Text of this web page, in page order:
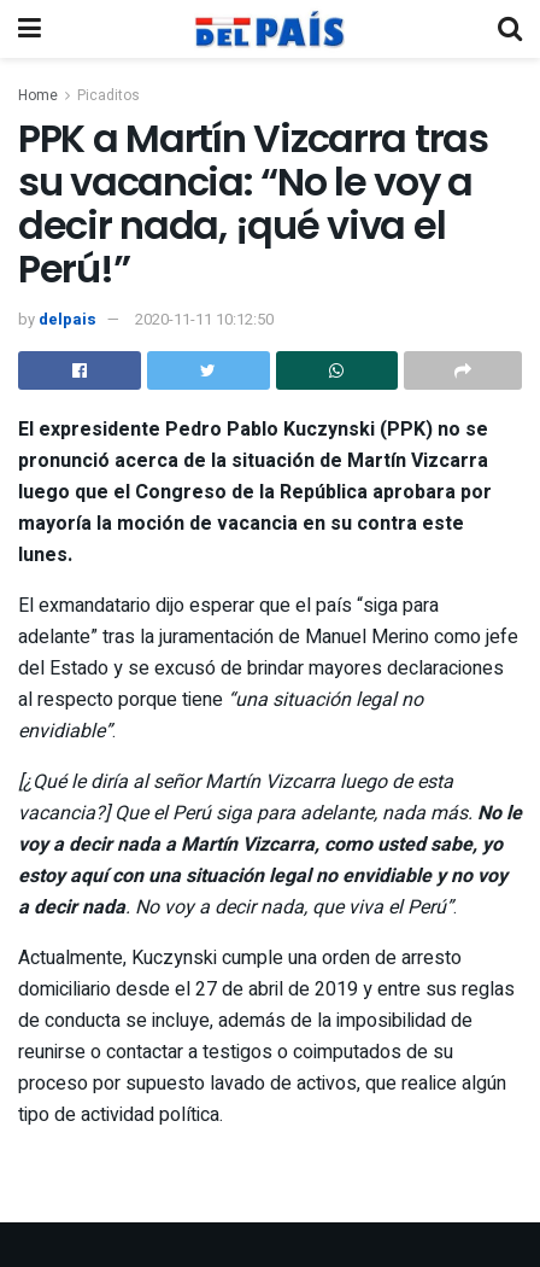
Home Picaditos
PPK a Martín Vizcarra tras
su vacancia: “No le voy a
decir nada, ¡qué viva el
Perú!”
by delpais 2020-11-11 10:12:50
El expresidente Pedro Pablo Kuczynski (PPK) no se
pronunció acerca de la situación de Martín Vizcarra
luego que el Congreso de la República aprobara por
mayoría la moción de vacancia en su contra este
lunes.
El exmandatario dijo esperar que el país “siga para
adelante” tras la juramentación de Manuel Merino como jefe
del Estado y se excusó de brindar mayores declaraciones
al respecto porque tiene “una situación legal no
envidiable”.
[¿Qué le diría al señor Martín Vizcarra luego de esta
vacancia?] Que el Perú siga para adelante, nada más. No le
voy a decir nada a Martín Vizcarra, como usted sabe, yo
estoy aquí con una situación legal no envidiable y no voy
a decir nada. No voy a decir nada, que viva el Perú”.
Actualmente, Kuczynski cumple una orden de arresto
domiciliario desde el 27 de abril de 2019 y entre sus reglas
de conducta se incluye, además de la imposibilidad de
reunirse o contactar a testigos o coimputados de su
proceso por supuesto lavado de activos, que realice algún
tipo de actividad política.